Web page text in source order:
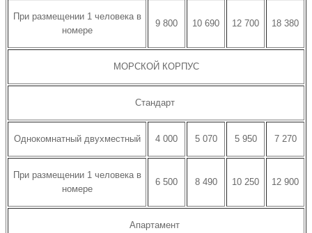
При размещении 1 человека в
номере
9 800 10 690 12 700 18 380
МОРСКОЙ КОРПУС
Стандарт
Однокомнатный двухместный 4 000 5 070 5 950 7 270
При размещении 1 человека в
номере
6 500 8 490 10 250 12 900
Апартамент